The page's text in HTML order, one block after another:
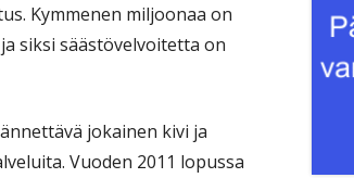
Kymmenen miljoonaa on
siksi säästövelvoitetta on
jokainen kivi ja
Vuoden 2011 lopussa